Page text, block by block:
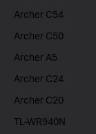
Archer C54
Archer C50
Archer A5
Archer C24
Archer C20
TL-WR940N